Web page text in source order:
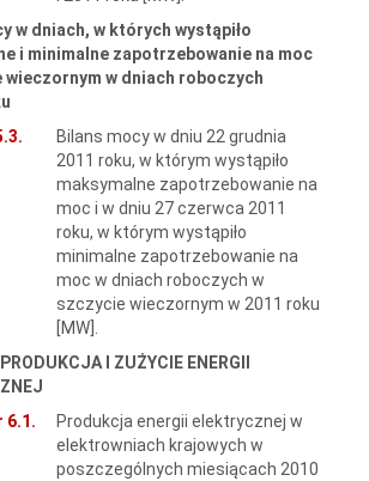
w dniach, w których wystąpiło
i minimalne zapotrzebowanie na moc
wieczornym w dniach roboczych
Bilans mocy w dniu 22 grudnia
2011 roku, w którym wystąpiło
maksymalne zapotrzebowanie na
moc i w dniu 27 czerwca 2011
roku, w którym wystąpiło
minimalne zapotrzebowanie na
moc w dniach roboczych w
szczycie wieczornym w 2011 roku
[MW].
I ZUŻYCIE ENERGII
6.1.
Produkcja energii elektrycznej w
elektrowniach krajowych w
poszczególnych miesiącach 2010